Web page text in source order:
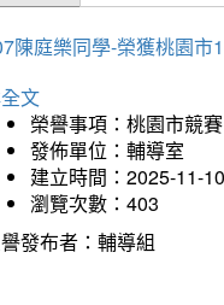
陳庭樂同學-榮獲桃園市
文
榮譽事項：桃園市競賽
發佈單位：輔導室
建立時間：2025-11-10
瀏覽次數：403
發布者：輔導組